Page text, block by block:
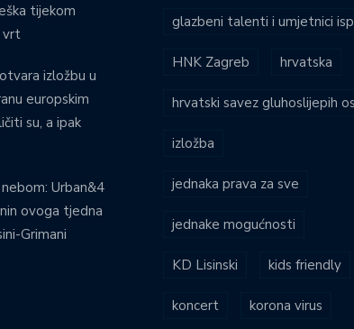
tijekom
vrt
izložbu u
europskim
su, a ipak
Urban&4
ovoga tjedna
Grimani
glazbeni talenti i umjetnici
HNK Zagreb hrvatska
hrvatski savez gluhoslijepih
izložba
jednaka prava za sve
jednake mogućnosti
KD Lisinski kids friendly
koncert korona virus